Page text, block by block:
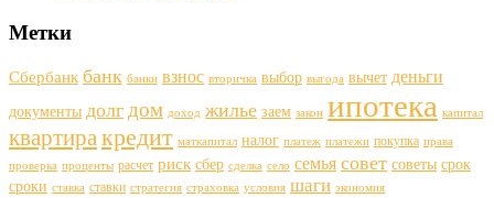
Метки
Сбербанк банк банки взнос вторичка выбор выгода вычет деньги
документы долг дом доход жилье заем закон ипотека капитал
квартиракредит маткапитал налог платеж платежи покупка права
проверка проценты расчет риск сбер сделка село семья совет советы срок
сроки ставка ставки стратегия страховка условия шаги экономия